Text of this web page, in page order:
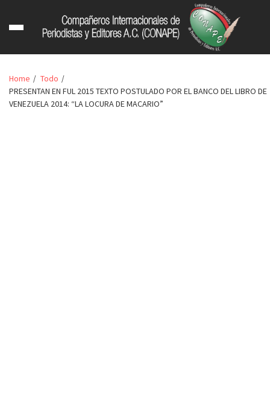
Home
Todo
PRESENTAN EN FUL 2015 TEXTO POSTULADO POR EL BANCO DEL LIBRO DE
VENEZUELA 2014: “LA LOCURA DE MACARIO”